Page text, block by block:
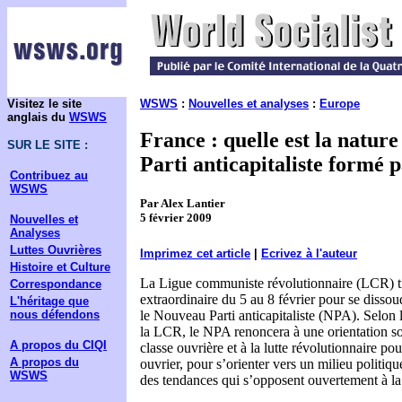
Visitez le site
anglais du WSWS
SUR LE SITE :
Contribuez au
WSWS
Nouvelles et
Analyses
Luttes Ouvrières
Histoire et Culture
Correspondance
L'héritage que
nous défendons
A propos du CIQI
A propos du
WSWS
WSWS : Nouvelles et analyses : Europe
France : quelle est la
Parti anticapitaliste formé
Par Alex Lantier
5 février 2009
Imprimez cet article Ecrivez à l'auteur
La Ligue communiste révolutionnaire (LCR)
extraordinaire du 5 au 8 février pour se
le Nouveau Parti anticapitaliste (NPA). Selon
la LCR, le NPA renoncera à une orientation
classe ouvrière et à la lutte révolutionnaire
ouvrier, pour s’orienter vers un milieu
des tendances qui s’opposent ouvertement à